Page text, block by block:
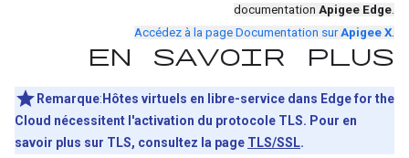
documentation Apigee Edge.
Accédez à la page Documentation surApigee X.
En savoir plus
Remarque: Hôtes virtuels en libre-service dans Edge for the
Cloud nécessitent l'activation du protocole TLS. Pour en
savoir plus sur TLS, consultez la page TLS/SSL.